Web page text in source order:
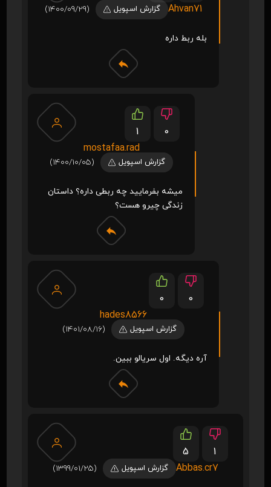
Ahvan71
گزارش اسپویل (1400/09/29)
بله ربط داره
1
0
mostafaa.rad
گزارش اسپویل (1400/10/05)
میشه بفرمایید چه ربطی داره؟ داستان
زندگی چیرو هست؟
0
0
hades8566
گزارش اسپویل (1401/08/16)
آره دیگه. اول سریالو ببین.
5
1
Abbas.cr7
گزارش اسپویل (1399/01/25)